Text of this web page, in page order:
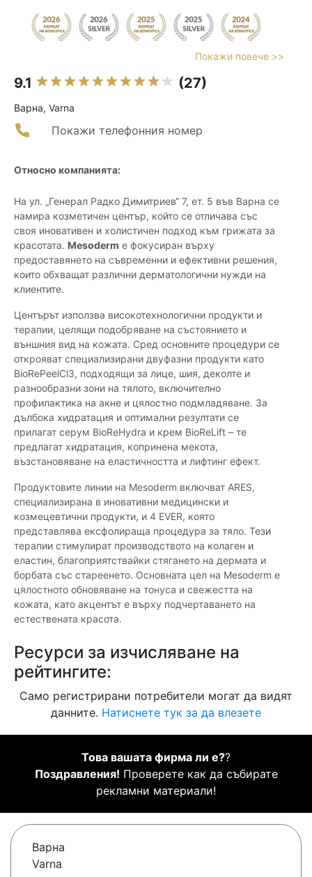
Покажи повече >>
9.1 (27)
Варна, Varna
Покажи телефонния номер
Относно компанията:
На ул. „Генерал Радко Димитриев“ 7, ет. 5 във Варна се
намира козметичен център, който се отличава със
своя иновативен и холистичен подход към грижата за
красотата. Mesoderm е фокусиран върху
предоставянето на съвременни и ефективни решения,
които обхващат различни дерматологични нужди на
клиентите.
Центърът използва високотехнологични продукти и
терапии, целящи подобряване на състоянието и
външния вид на кожата. Сред основните процедури се
открояват специализирани двуфазни продукти като
BioRePeelCl3, подходящи за лице, шия, деколте и
разнообразни зони на тялото, включително
профилактика на акне и цялостно подмладяване. За
дълбока хидратация и оптимални резултати се
прилагат серум BioReHydra и крем BioReLift – те
предлагат хидратация, копринена мекота,
възстановяване на еластичността и лифтинг ефект.
Продуктовите линии на Mesoderm включват ARES,
специализирана в иновативни медицински и
козмецевтични продукти, и 4 EVER, която
представлява ексфолираща процедура за тяло. Тези
терапии стимулират производството на колаген и
еластин, благоприятствайки стягането на дермата и
борбата със стареенето. Основната цел на Mesoderm е
цялостното обновяване на тонуса и свежестта на
кожата, като акцентът е върху подчертаването на
естествената красота.
Ресурси за изчисляване на
рейтингите:
Само регистрирани потребители могат да видят
данните. Натиснете тук за да влезете
Това вашата фирма ли е??
Поздравления! Проверете как да събирате
рекламни материали!
Варна
Varna